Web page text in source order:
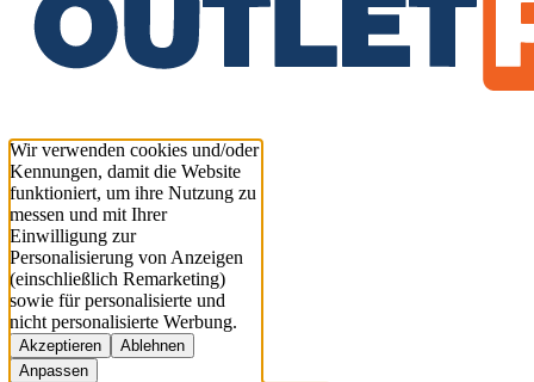
Wir verwenden cookies und/oder
Kennungen, damit die Website
funktioniert, um ihre Nutzung zu
messen und mit Ihrer
Einwilligung zur
Personalisierung von Anzeigen
(einschließlich Remarketing)
sowie für personalisierte und
nicht personalisierte Werbung.
Akzeptieren
Ablehnen
Anpassen